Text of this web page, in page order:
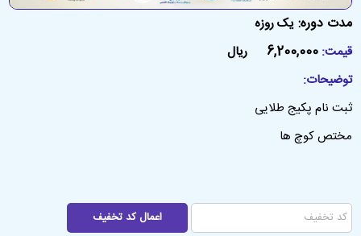
مدت دوره:یک روزه
قیمت:6,200,000
ریال
توضیحات:
ثبت نام پکیج طلایی
مختص کوچ ها